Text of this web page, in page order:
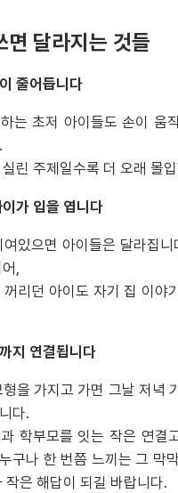
면 달라지는 것들
줄어듭니다
는 초저 아이들도 손이 움
린 주제일수록 더 오래 몰
이가 입을 엽니다
있으면 아이들은 달라집
,
리던 아이도 자기 집 이야
지 연결됩니다
을 가지고 가면 그날 저녁
다.
학부모를 잇는 작은 연결
구나 한 번쯤 느끼는 그 막
작은 해답이 되길 바랍니다.